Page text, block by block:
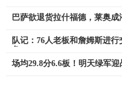
巴萨欲退货拉什福德，莱奥
队记：76人老板和詹姆斯进
场均29.8分6.6板！明天绿军